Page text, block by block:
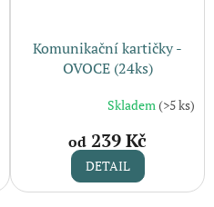
Komunikační kartičky -
OVOCE (24ks)
Skladem(>5 ks)
od 239 Kč
DETAIL